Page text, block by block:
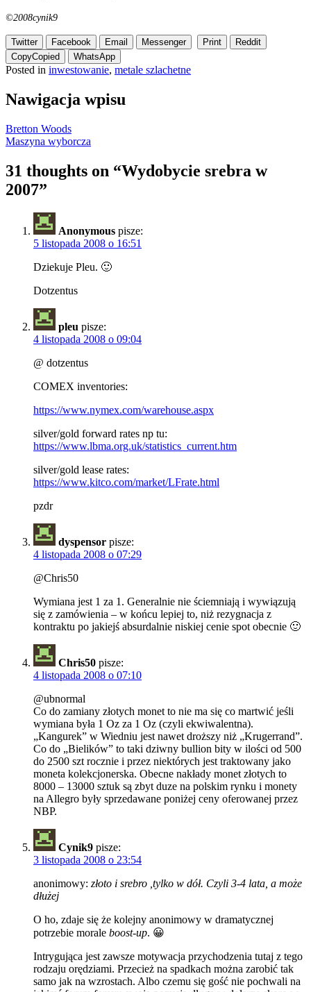
©2008cynik9
Twitter Facebook Email Messenger Print
Reddit
CopyCopied WhatsApp
Posted in inwestowanie, metale szlachetne
Nawigacja wpisu
Bretton Woods
Maszyna wyborcza
31 thoughts on “Wydobycie srebra w
2007”
Anonymous pisze:
5 listopada 2008 o 16:51
Dziekuje Pleu. 🙂
Dotzentus
pleu pisze:
4 listopada 2008 o 09:04
@ dotzentus
COMEX inventories:
https://www.nymex.com/warehouse.aspx
silver/gold forward rates np tu:
https://www.lbma.org.uk/statistics_current.htm
silver/gold lease rates:
https://www.kitco.com/market/LFrate.html
pzdr
dyspensor pisze:
4 listopada 2008 o 07:29
@Chris50
Wymiana jest 1 za 1. Generalnie nie ściemniają i wywiązują
się z zamówienia – w końcu lepiej to, niż rezygnacja z
kontraktu po jakiejś absurdalnie niskiej cenie spot obecnie 🙂
Chris50 pisze:
4 listopada 2008 o 07:10
@ubnormal
Co do zamiany złotych monet to nie ma się co martwić jeśli
wymiana była 1 Oz za 1 Oz (czyli ekwiwalentna).
„Kangurek” w Wiedniu jest nawet droższy niż „Krugerrand”.
Co do „Bielików” to taki dziwny bullion bity w ilości od 500
do 2500 szt rocznie i przez niektórych jest traktowany jako
moneta kolekcjonerska. Obecne nakłady monet złotych to
8000 – 13000 sztuk są zbyt duze na polskim rynku i monety
na Allegro były sprzedawane poniżej ceny oferowanej przez
NBP.
Cynik9 pisze:
3 listopada 2008 o 23:54
anonimowy: złoto i srebro ,tylko w dół. Czyli 3-4 lata, a może
dłużej
O ho, zdaje się że kolejny anonimowy w dramatycznej
potrzebie morale boost-up. 😀
Intrygująca jest zawsze motywacja przychodzenia tutaj z tego
rodzaju orędziami. Przecież na spadkach można zarobić tak
samo jak na wzrostach. Albo czemu się gość nie pochwali na